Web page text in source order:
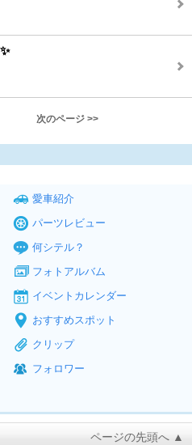
次のページ >>
愛車紹介
パーツレビュー
何シテル？
フォトアルバム
イベントカレンダー
おすすめスポット
クリップ
フォロワー
ページの先頭へ ▲